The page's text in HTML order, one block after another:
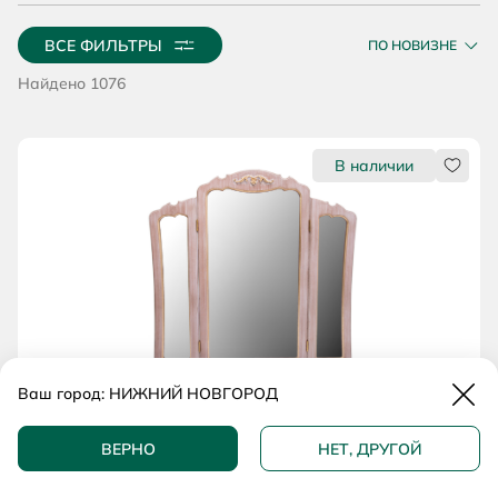
ВСЕ ФИЛЬТРЫ
Найдено 1076
ПО НОВИЗНЕ
Зеркало 4036
75 000 ₽112 500 ₽
Ваш город: НИЖНИЙ НОВГОРОД
ВЕРНО НЕТ, ДРУГОЙ